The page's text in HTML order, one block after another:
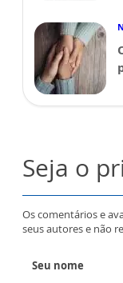
Seja o
Os comentários e
seus autores e não
Seu nome